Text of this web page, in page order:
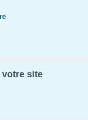
votre site